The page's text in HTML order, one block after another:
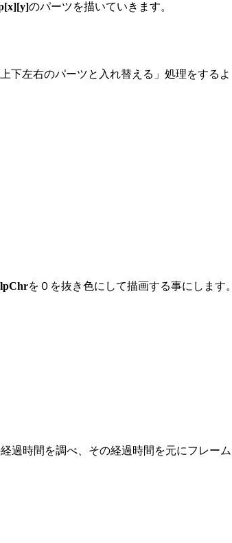
のパーツを描いていきます。
下左右のパーツと入れ替える」処理をするよ
lpChrを０を抜き色にして描画する事にします。
過時間を調べ、その経過時間を元にフレーム